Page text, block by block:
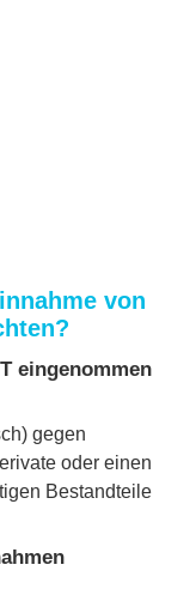
von
eingenommen
gegen
oder einen
Bestandteile